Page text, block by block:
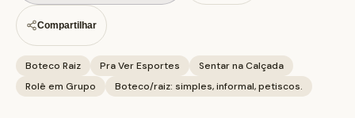
Compartilhar
Boteco Raiz Pra Ver Esportes
Sentar na Calçada
Rolê em Grupo
Boteco/raiz: simples, informal, petiscos.